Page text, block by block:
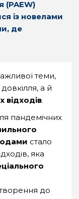
(PAEW)
із новелами
де
теми,
а й
відходів.
пандемічних
стало
яка
до